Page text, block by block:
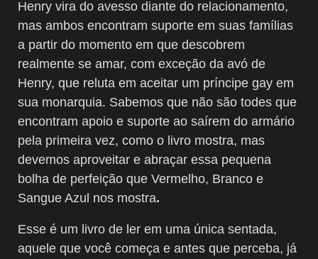
Henry vira do avesso diante do relacionamento,
mas ambos encontram suporte em suas famílias
a partir do momento em que descobrem
realmente se amar, com exceção da avó de
Henry, que reluta em aceitar um príncipe gay em
sua monarquia. Sabemos que não são todes que
encontram apoio e suporte ao saírem do armário
pela primeira vez, como o livro mostra, mas
devemos aproveitar e abraçar essa pequena
bolha de perfeição que Vermelho, Branco e
Sangue Azul nos mostra.
Esse é um livro de ler em uma única sentada,
aquele que você começa e antes que perceba, já